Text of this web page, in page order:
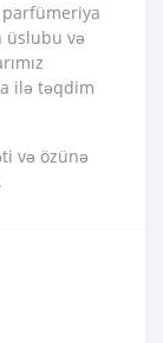
və
ilə təqdim
və özünə